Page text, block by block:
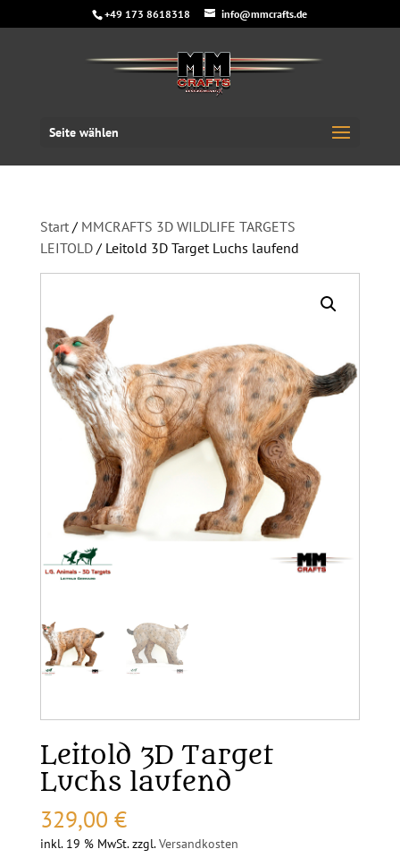
+49 173 8618318 info@mmcrafts.de
Seite wählen
Start/ MMCRAFTS 3D WILDLIFE TARGETS
LEITOLD/ Leitold 3D Target Luchs laufend
Leitold 3D Target
Luchs laufend
329,00 €
inkl. 19 % MwSt. zzgl.Versandkosten